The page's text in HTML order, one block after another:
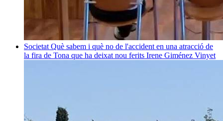
Societat Què sabem i què no de l'accident en una atracció de
la fira de Tona que ha deixat nou ferits Irene Giménez Vinyet